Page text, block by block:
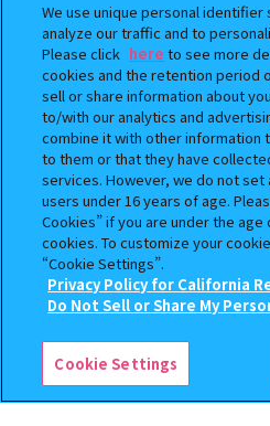
検索中の商品
OLGA GOOSE
ョン
東京都町田市原町田6丁目4番1号 東急
306C区画
32.2km
ガシャポンバンダイオフィシ
ブロ福生店
東京都福生市東町５－１ 西友福生店パー
35.5km
ガチャガチャの森八王子オー
東京都八王子市旭町1-12 八王子OPA4F
35.5km
♯C-pla イオンモール千葉ニ
千葉県印西市中央北3-2
We use unique personal identifier
analyze our traffic and to
Please click here to see more
cookies and the retention period
sell or share information about
to/with our analytics and
combine it with other information
to them or that they have
services. However, we do not
users under 16 years of age.
Cookies” if you are under the
cookies. To customize your
“Cookie Settings”.
Privacy Policy for California
Do Not Sell or Share My
Cookie Settings